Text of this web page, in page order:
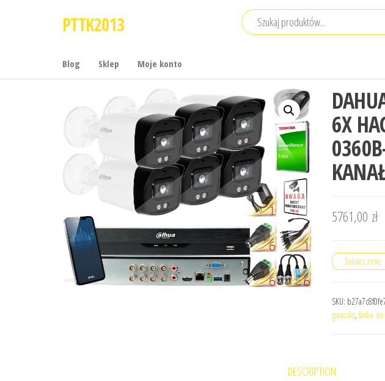
PTTK2013
Blog Sklep Moje konto
6X
5761,00 zł
Zobacz cenę
SKU:
gniazdo, farba
DESCRIPTION